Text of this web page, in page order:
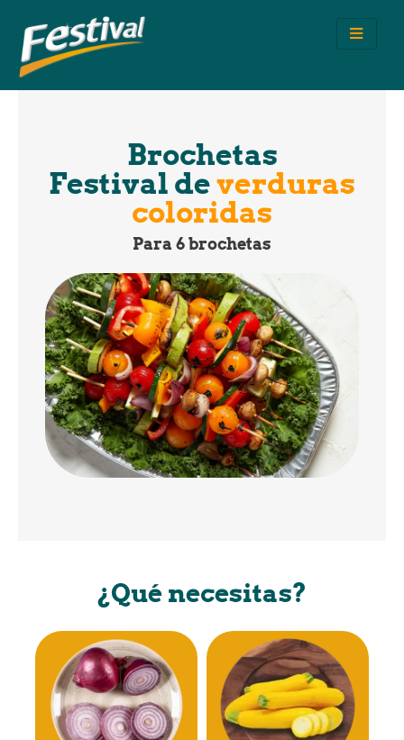
contenido
Brochetas
Festival deverduras
coloridas
Para 6 brochetas
¿Qué necesitas?